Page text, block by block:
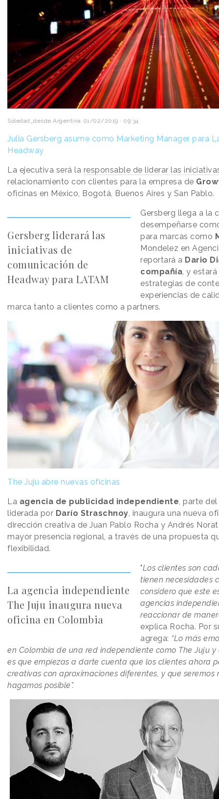
Soledad_desde Argentina 01/02/2019 · 09:34
Julia Gersberg asume como Marketing Manager para
Headway
La ejecutiva será la responsable de liderar las
relacionamiento con clientes para la empresa de
oficinas en México, Bogotá, Buenos Aires y San Pablo.
Gersberg liderará las
iniciativas de
comunicación de
Headway para LATAM
Gersberg llega a la
desempeñarse
para marcas como
Mondelez en
reportará a Dario
compañía, y
estrategias de
experiencias de
marca tanto a clientes como a partners.
The Juju abre nuevas oficinas
La agencia de publicidad independiente, parte
liderada por Darío Straschnoy, inaugura una nueva
dirección creativa de Juan Pablo Rocha y Andrés
mayor presencia regional, a través de una propuesta
flexibilidad.
La agencia independiente
The Juju inaugura nueva
oficina en Colombia
"Los clientes son
tienen necesidades
considero que este
agencias
reaccionar de
explica Rocha. Por
agrega: “Lo más
en Colombia de una red independiente como The Juju
es que empiezas a darte cuenta que los clientes ahora
creativas con aproximaciones diferentes, y que seremos
hagamos posible”.